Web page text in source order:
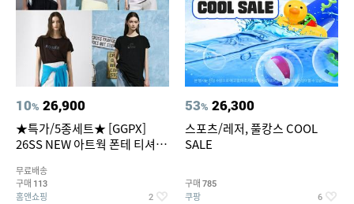
10% 26,900
★특가/5종세트★ [GGPX]
26SS NEW 아트웍 폰테 티셔츠
무료배송
구매 113
홈앤쇼핑 2
53% 26,300
스포츠/레저, 풀캉스 COOL
SALE
구매 785
쿠팡 6